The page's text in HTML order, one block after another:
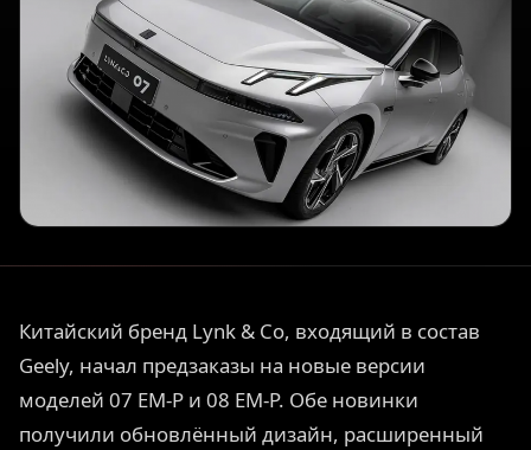
Китайский бренд Lynk & Co, входящий в состав
Geely, начал предзаказы на новые версии
моделей 07 EM-P и 08 EM-P. Обе новинки
получили обновлённый дизайн, расширенный